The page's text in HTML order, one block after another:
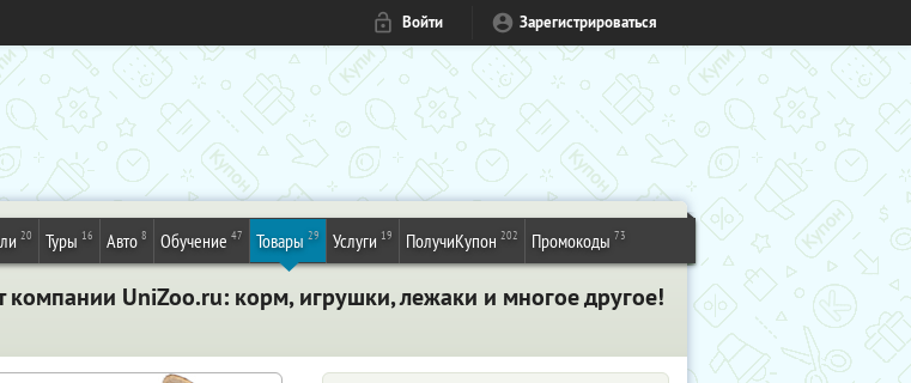
Войти Зарегистрироваться
20 Туры 16 Авто 8 Обучение 47 Товары 29 Услуги 19 ПолучиКупон 202 Промокоды 73
компании UniZoo.ru: корм, игрушки, лежаки и многое другое!